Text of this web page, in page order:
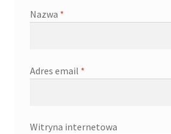
Nazwa *
Adres email *
Witryna internetowa